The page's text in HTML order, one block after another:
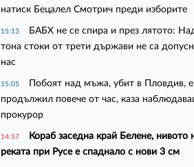
натиск Бецалел Смотрич преди изборите
15:13
БАБХ не се спира и през лятото:
тона стоки от трети държави не са
нас
15:05
Побоят над мъжа, убит в Пловдив, е
продължил повече от час, каза
прокурор
14:57
Кораб заседна край Белене, нивото
реката при Русе е спаднало с нови 3 см